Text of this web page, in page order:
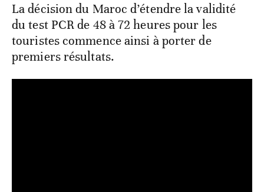
La décision du Maroc d’étendre la validité
du test PCR de 48 à 72 heures pour les
touristes commence ainsi à porter de
premiers résultats.